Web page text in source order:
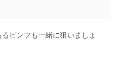
ピンフも一緒に狙いましょ